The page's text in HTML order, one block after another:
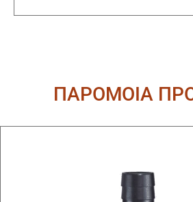
ΠΑΡΟΜΟΙΑ